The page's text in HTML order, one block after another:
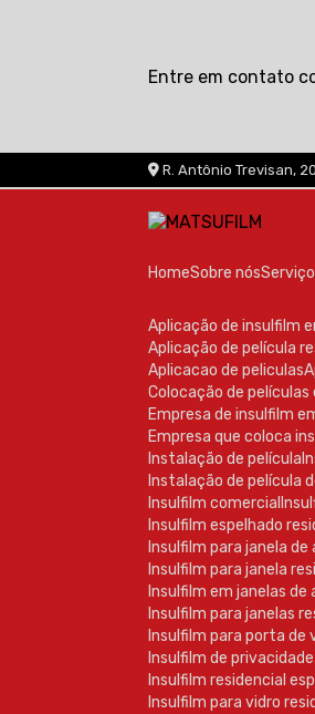
Entre em contato
R. Antônio Trevisan,
Home Sobre nós
Aplicação de insulfilm
Aplicação de película
Aplicacao de peliculas
Colocação de
Empresa de insulfilm
Empresa que coloca
Instalação de película
Instalação de película
Insulfilm comercial
Insulfilm espelhado
Insulfilm para janela
Insulfilm para janela
Insulfilm em janelas
Insulfilm para janelas
Insulfilm para porta de
Insulfilm de
Insulfilm residencial
Insulfilm para vidro